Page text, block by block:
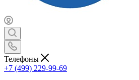
Телефоны
+7 (499) 229-99-69